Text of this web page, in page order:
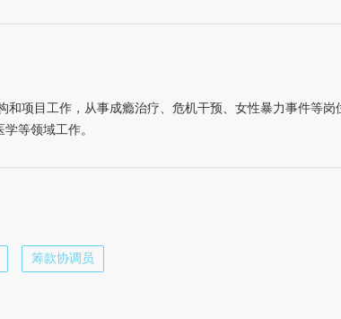
和项目工作，从事成瘾治疗、危机干预、女性暴力事件等
等领域工作。
筹款协调员